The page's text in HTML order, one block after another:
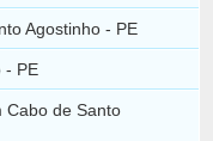
Agostinho - PE
- PE
Cabo de Santo